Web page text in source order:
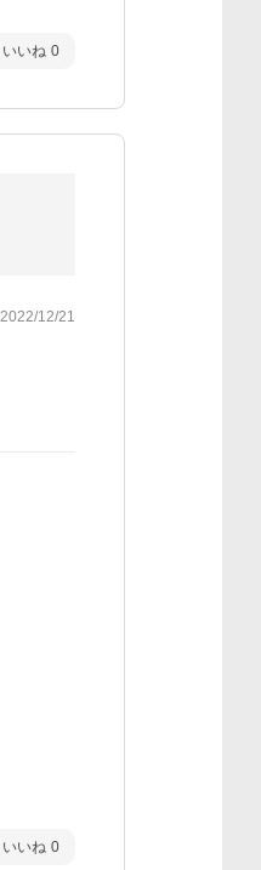
いいね 0
2022/12/21
いいね 0